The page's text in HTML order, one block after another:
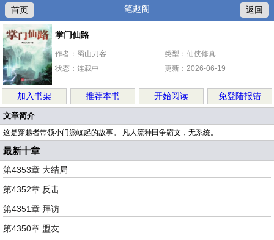
首页 笔趣阁 返回
掌门仙路
作者：蜀山刀客
类型：仙侠修真
状态：连载中
更新：2026-06-19
加入书架 推荐本书 开始阅读 免登陆报错
文章简介
这是穿越者带领小门派崛起的故事。 凡人流种田争霸文，无系统。
最新十章
第4353章 大结局
第4352章 反击
第4351章 拜访
第4350章 盟友